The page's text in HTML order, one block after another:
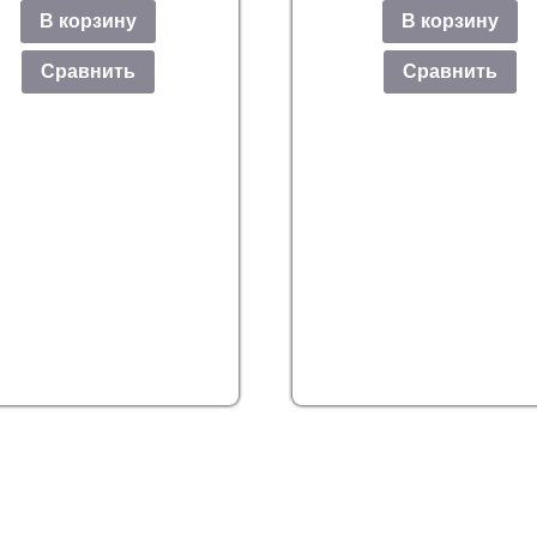
В корзину
Сравнить
В корзину
Сравнить